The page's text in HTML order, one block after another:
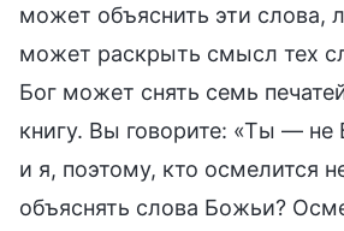
может объяснить эти слова,
может раскрыть смысл тех
Бог может снять семь
книгу. Вы говорите: «Ты — не
и я, поэтому, кто осмелится
объяснять слова Божьи?